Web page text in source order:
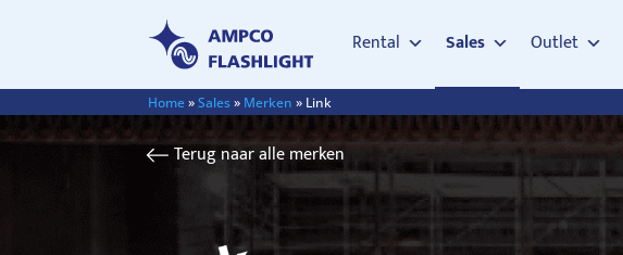
Rental Sales Outlet
Home»Sales» Merken » Link
Terug naar alle merken